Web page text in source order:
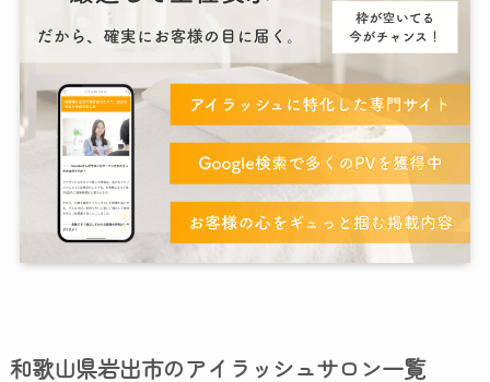
和歌山県岩出市のアイラッシュサロン一覧